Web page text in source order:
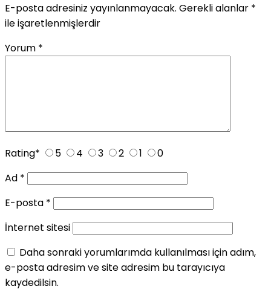
E-posta adresiniz yayınlanmayacak. Gerekli alanlar *
ile işaretlenmişlerdir
Yorum *
Rating* 5 4 3 2 1
0
Ad *
E-posta *
İnternet sitesi
Daha sonraki yorumlarımda kullanılması için adım,
e-posta adresim ve site adresim bu tarayıcıya
kaydedilsin.